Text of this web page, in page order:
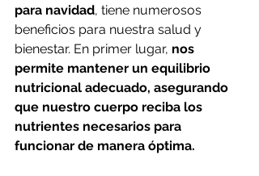
para navidad, tiene numerosos
beneficios para nuestra salud y
bienestar. En primer lugar, nos
permite mantener un equilibrio
nutricional adecuado, asegurando
que nuestro cuerpo reciba los
nutrientes necesarios para
funcionar de manera óptima.